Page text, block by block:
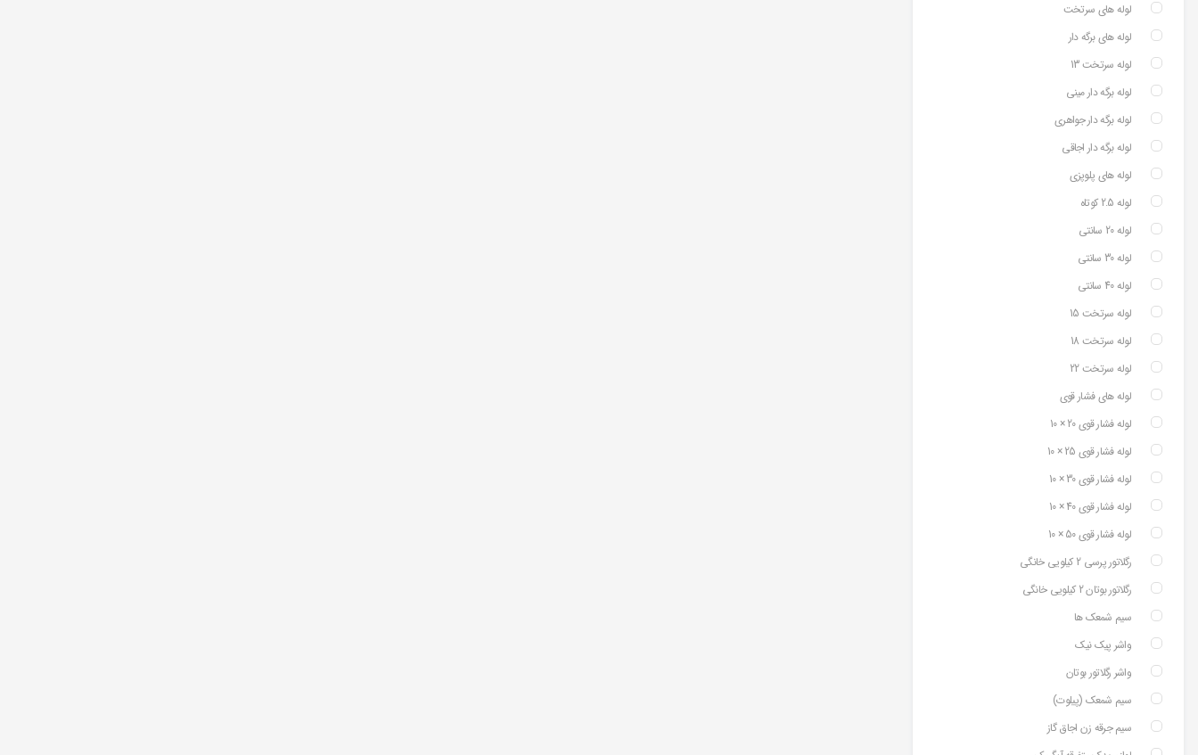
لوله های سرتخت
لوله های برگه دار
لوله سرتخت 13
لوله برگه دار مینی
لوله برگه دار جواهری
لوله برگه دار اجاقی
لوله های پلوپزی
لوله 2.5 کوتاه
لوله 20 سانتی
لوله 30 سانتی
لوله 40 سانتی
لوله سرتخت 15
لوله سرتخت 18
لوله سرتخت 22
لوله های فشار قوی
لوله فشار قوی 20 × 10
لوله فشار قوی 25 × 10
لوله فشار قوی 30 × 10
لوله فشار قوی 40 × 10
لوله فشار قوی 50 × 10
رگلاتور پرسی 2 کیلویی خانگی
رگلاتور بوتان 2 کیلویی خانگی
سیم شمعک ها
واشر پیک نیک
واشر رگلاتور بوتان
سیم شمعک (پیلوت)
سیم جرقه زن اجاق گاز